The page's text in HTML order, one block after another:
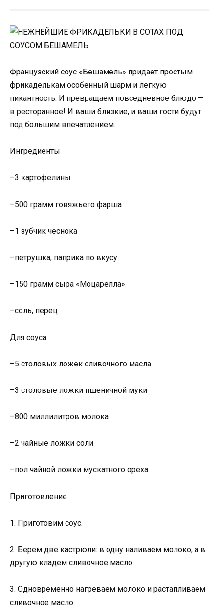
Французский соус «Бешамель» придает простым
фрикаделькам особенный шарм и легкую
пикантность. И превращаем повседневное блюдо —
в ресторанное! И ваши близкие, и ваши гости будут
под большим впечатлением.
Ингредиенты
–3 картофелины
–500 грамм говяжьего фарша
–1 зубчик чеснока
–петрушка, паприка по вкусу
–150 грамм сыра «Моцарелла»
–соль, перец
Для соуса
–5 столовых ложек сливочного масла
–3 столовые ложки пшеничной муки
–800 миллилитров молока
–2 чайные ложки соли
–пол чайной ложки мускатного ореха
Приготовление
1. Приготовим соус.
2. Берем две кастрюли: в одну наливаем молоко, а в
другую кладем сливочное масло.
3. Одновременно нагреваем молоко и растапливаем
сливочное масло.